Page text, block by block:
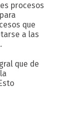
procesos
que
a las
que de